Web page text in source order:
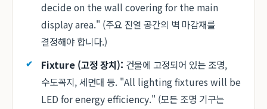
decide on the wall covering for the main
display area." (주요 진열 공간의 벽 마감재를
결정해야 합니다.)
Fixture (고정 장치): 건물에 고정되어 있는 조명,
수도꼭지, 세면대 등. "All lighting fixtures will be
LED for energy efficiency." (모든 조명 기구는